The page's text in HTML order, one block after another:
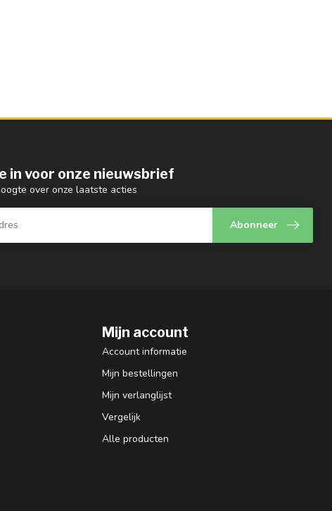
in voor onze nieuwsbrief
over onze laatste acties
Abonneer
Mijn account
Account informatie
Mijn bestellingen
Mijn verlanglijst
Vergelijk
Alle producten